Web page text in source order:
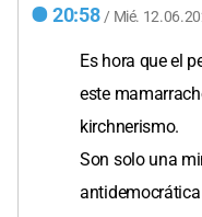
20:58 / Mié.
Es hora que el
este
kirchnerismo.
Son solo una
antidemocrática